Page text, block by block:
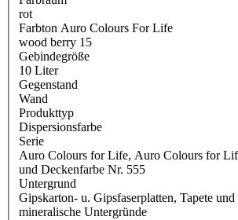
rot
Farbton Auro Colours For Life
wood berry 15
Gebindegröße
10 Liter
Gegenstand
Wand
Produkttyp
Dispersionsfarbe
Serie
Auro Colours for Life, Auro Colours for
und Deckenfarbe Nr. 555
Untergrund
Gipskarton- u. Gipsfaserplatten, Tapete
mineralische Untergründe